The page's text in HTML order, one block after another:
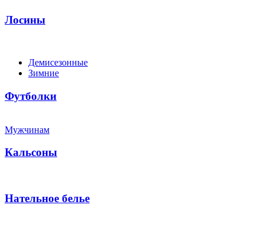
Лосины
Демисезонные
Зимние
Футболки
Мужчинам
Кальсоны
Нательное белье